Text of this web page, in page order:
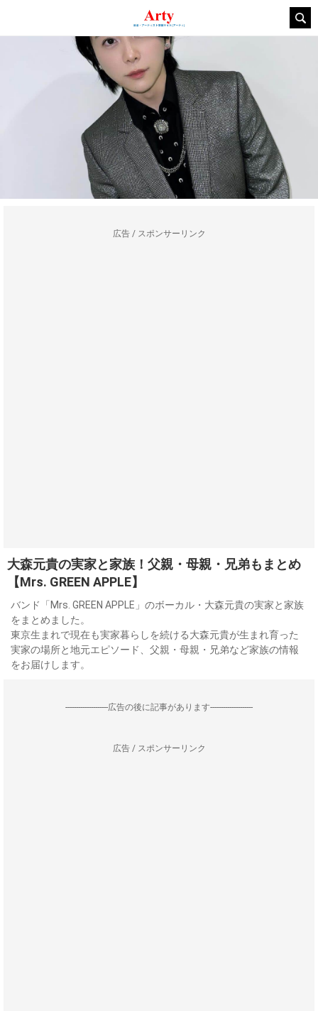
広告 / スポンサーリンク
大森元貴の実家と家族！父親・母親・兄弟もまとめ
【Mrs. GREEN APPLE】
バンド「Mrs. GREEN APPLE」のボーカル・大森元貴の実家と家族
をまとめました。
東京生まれで現在も実家暮らしを続ける大森元貴が生まれ育った
実家の場所と地元エピソード、父親・母親・兄弟など家族の情報
をお届けします。
--------------------広告の後に記事があります--------------------
広告 / スポンサーリンク